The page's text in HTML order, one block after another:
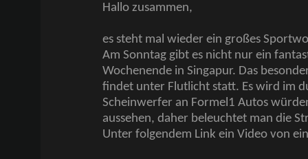
Hallo zusammen,
es steht mal wieder ein großes
Am Sonntag gibt es nicht nur ein
Wochenende in Singapur. Das
findet unter Flutlicht statt. Es wird im
Scheinwerfer an Formel1 Autos
aussehen, daher beleuchtet man die
Unter folgendem Link ein Video von